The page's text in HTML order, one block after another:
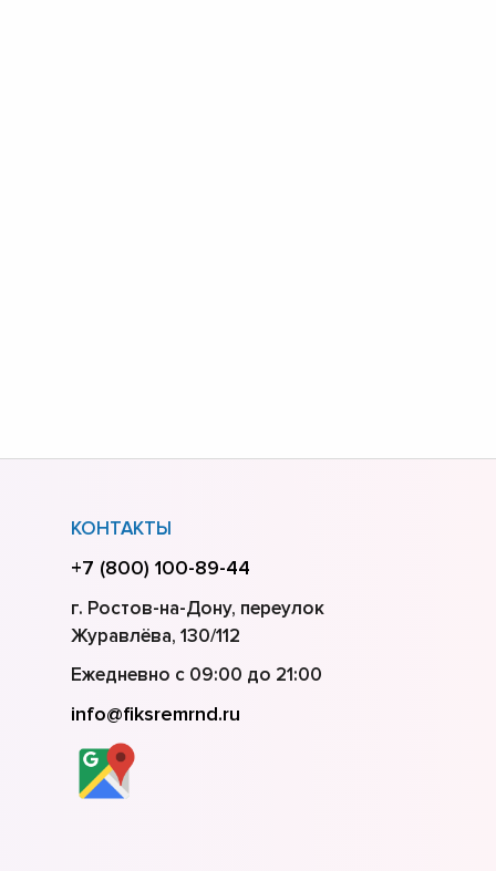
КОНТАКТЫ
+7 (800) 100-89-44
г. Ростов-на-Дону, переулок
Журавлёва, 130/112
Ежедневно с 09:00 до 21:00
info@fiksremrnd.ru